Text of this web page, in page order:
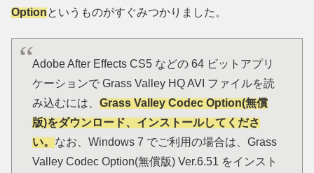
Optionというものがすぐみつかりました。
Adobe After Effects CS5 などの 64 ビットアプリ
ケーションで Grass Valley HQ AVI ファイルを読
み込むには、 Grass Valley Codec Option(無償
版)をダウンロード、インストールしてくださ
い。なお、Windows 7 でご利用の場合は、Grass
Valley Codec Option(無償版) Ver.6.51 をインスト